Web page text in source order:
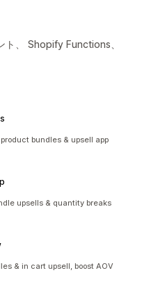
ト、 Shopify Functions、
bundles & upsell app
upsells & quantity breaks
& in cart upsell, boost AOV